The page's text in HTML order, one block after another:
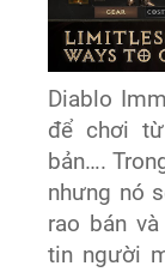
Diablo
để chơi
bản….
nhưng nó
rao bán
tin người